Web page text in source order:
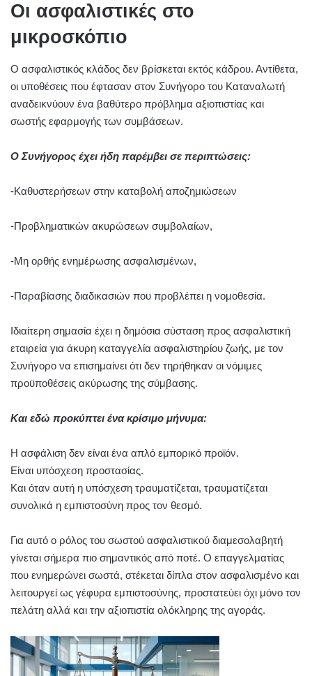
Οι ασφαλιστικές στο
μικροσκόπιο
Ο ασφαλιστικός κλάδος δεν βρίσκεται εκτός κάδρου. Αντίθετα,
οι υποθέσεις που έφτασαν στον Συνήγορο του Καταναλωτή
αναδεικνύουν ένα βαθύτερο πρόβλημα αξιοπιστίας και
σωστής εφαρμογής των συμβάσεων.
Ο Συνήγορος έχει ήδη παρέμβει σε περιπτώσεις:
-Καθυστερήσεων στην καταβολή αποζημιώσεων
-Προβληματικών ακυρώσεων συμβολαίων,
-Μη ορθής ενημέρωσης ασφαλισμένων,
-Παραβίασης διαδικασιών που προβλέπει η νομοθεσία.
Ιδιαίτερη σημασία έχει η δημόσια σύσταση προς ασφαλιστική
εταιρεία για άκυρη καταγγελία ασφαλιστηρίου ζωής, με τον
Συνήγορο να επισημαίνει ότι δεν τηρήθηκαν οι νόμιμες
προϋποθέσεις ακύρωσης της σύμβασης.
Και εδώ προκύπτει ένα κρίσιμο μήνυμα:
Η ασφάλιση δεν είναι ένα απλό εμπορικό προϊόν.
Είναι υπόσχεση προστασίας.
Και όταν αυτή η υπόσχεση τραυματίζεται, τραυματίζεται
συνολικά η εμπιστοσύνη προς τον θεσμό.
Για αυτό ο ρόλος του σωστού ασφαλιστικού διαμεσολαβητή
γίνεται σήμερα πιο σημαντικός από ποτέ. Ο επαγγελματίας
που ενημερώνει σωστά, στέκεται δίπλα στον ασφαλισμένο και
λειτουργεί ως γέφυρα εμπιστοσύνης, προστατεύει όχι μόνο τον
πελάτη αλλά και την αξιοπιστία ολόκληρης της αγοράς.